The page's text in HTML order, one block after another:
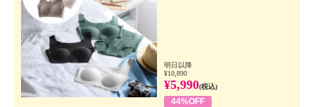
明日以降
¥10,890
¥5,990(税込)
44%OFF